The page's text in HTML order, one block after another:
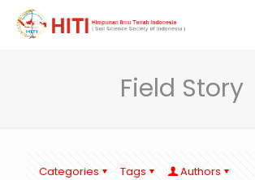
Field Story
Categories Tags Authors